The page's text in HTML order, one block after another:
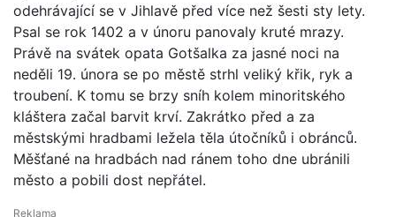
odehrávající se v Jihlavě před více než šesti sty lety.
Psal se rok 1402 a v únoru panovaly kruté mrazy.
Právě na svátek opata Gotšalka za jasné noci na
neděli 19. února se po městě strhl veliký křik, ryk a
troubení. K tomu se brzy sníh kolem minoritského
kláštera začal barvit krví. Zakrátko před a za
městskými hradbami ležela těla útočníků i obránců.
Měšťané na hradbách nad ránem toho dne ubránili
město a pobili dost nepřátel.